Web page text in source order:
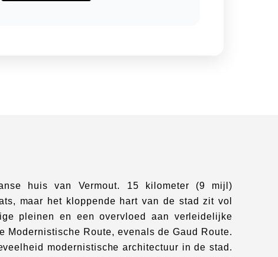
huis van Vermout. 15 kilometer (9 mijl)
maar het kloppende hart van de stad zit vol
pleinen en een overvloed aan verleidelijke
Modernistische Route, evenals de Gaud Route.
modernistische architectuur in de stad.